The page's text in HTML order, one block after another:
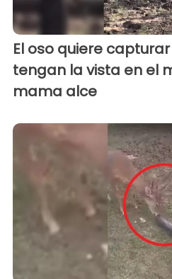
El oso quiere
tengan la vista en el
mama alce